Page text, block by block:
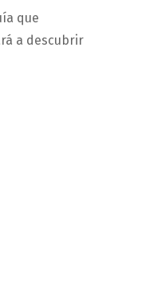
que
a descubrir